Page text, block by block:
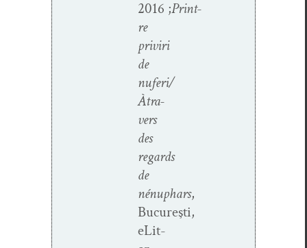
2016 ;Print­
re
priviri
de
nuferi/
Àtra­
vers
des
regards
de
nénuphars,
Bucureşti,
eLit­